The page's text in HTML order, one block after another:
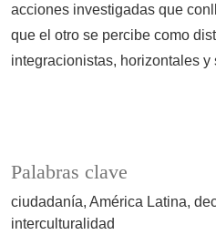
Palabras clave
ciudadanía América Latina
interculturalidad
acciones investigadas que
que el otro se percibe como
integracionistas, horizontales y